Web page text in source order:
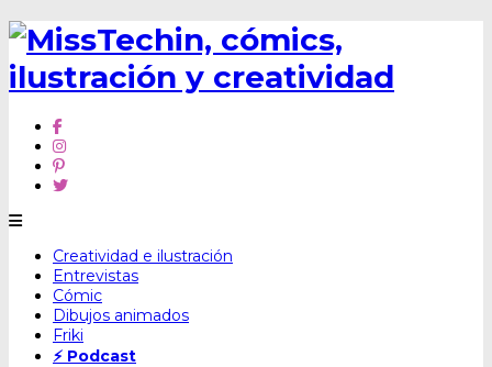
Skip
content
Creatividad e ilustración
Entrevistas
Cómic
Dibujos animados
Friki
⚡ Podcast